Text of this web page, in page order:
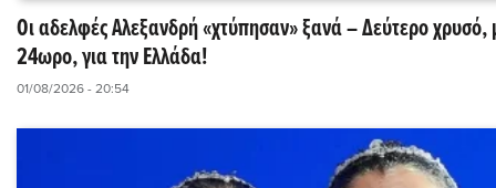
Οι αδελφές Αλεξανδρή «χτύπησαν» ξανά – Δεύτερο χρυσό,
24ωρο, για την Ελλάδα!
01/08/2026 - 20:54